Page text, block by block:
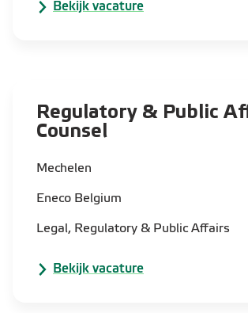
Bekijk vacature
Regulatory & Public
Counsel
Mechelen
Eneco Belgium
Legal, Regulatory & Public Affairs
Bekijk vacature